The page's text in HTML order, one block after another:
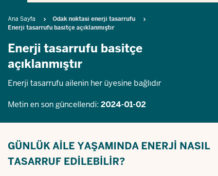
Breadcrumb
Ana Sayfa
Odak noktasi enerji tasarrufu
Enerji tasarrufu basitçe açıklanmıştır
Enerji tasarrufu basitçe
açıklanmıştır
Enerji tasarrufu ailenin her üyesine bağlıdır
Metin en son güncellendi: 2024-01-02
GÜNLÜK AILE YAŞAMINDA ENERJI NASIL
TASARRUF EDILEBILIR?